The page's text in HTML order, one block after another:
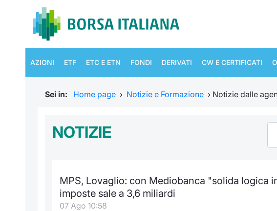
AZIONI ETF ETC E ETN FONDI DERIVATI CW E CERTIFICATI
Sei in: Home page › Notizie e Formazione › Notizie dalle
NOTIZIE
MPS, Lovaglio: con Mediobanca "solida logica
imposte sale a 3,6 miliardi
07 Ago 10:58